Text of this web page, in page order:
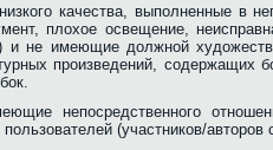
качества, выполненные в
плохое освещение,
и не имеющие должной
произведений, содержащих
непосредственного
(участников/авторов